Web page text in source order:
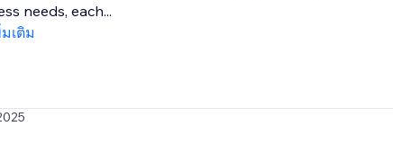
needs, each...
เติม